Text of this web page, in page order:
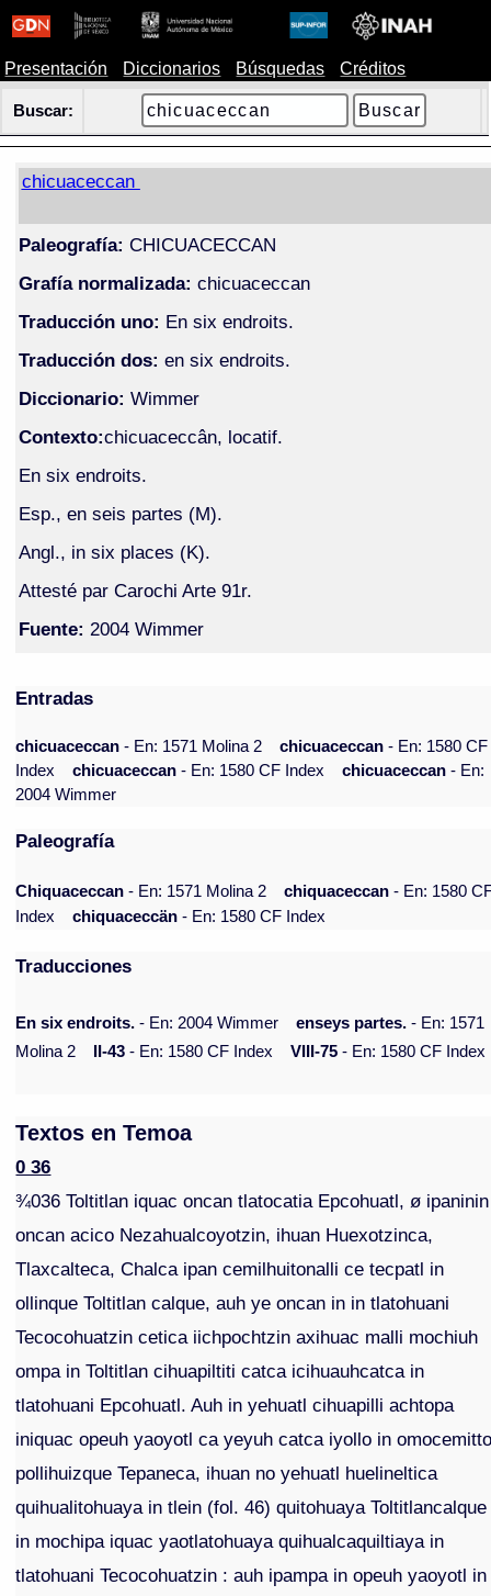
Presentación Diccionarios Búsquedas Créditos
Buscar:
chicuaceccan
Paleografía: CHICUACECCAN
Grafía normalizada: chicuaceccan
Traducción uno: En six endroits.
Traducción dos: en six endroits.
Diccionario: Wimmer
Contexto:chicuaceccân, locatif.
En six endroits.
Esp., en seis partes (M).
Angl., in six places (K).
Attesté par Carochi Arte 91r.
Fuente: 2004 Wimmer
Entradas
chicuaceccan- En: 1571 Molina 2 chicuaceccan- En: 1580 CF
Index
chicuaceccan- En: 1580 CF Index chicuaceccan- En:
2004 Wimmer
Paleografía
Chiquaceccan - En: 1571 Molina 2 chiquaceccan - En: 1580
Index
chiquaceccän - En: 1580 CF Index
Traducciones
En six endroits. - En: 2004 Wimmer enseys partes. - En: 1571
Molina 2
II-43 - En: 1580 CF Index VIII-75 - En: 1580 CF Index
Textos en Temoa
0 36
¾036 Toltitlan iquac oncan tlatocatia Epcohuatl, ø ipaninin
oncan acico Nezahualcoyotzin, ihuan Huexotzinca,
Tlaxcalteca, Chalca ipan cemilhuitonalli ce tecpatl in
ollinque Toltitlan calque, auh ye oncan in in tlatohuani
Tecocohuatzin cetica iichpochtzin axihuac malli mochiuh
ompa in Toltitlan cihuapiltiti catca icihuauhcatca in
tlatohuani Epcohuatl. Auh in yehuatl cihuapilli achtopa
iniquac opeuh yaoyotl ca yeyuh catca iyollo in
pollihuizque Tepaneca, ihuan no yehuatl huelineltica
quihualitohuaya in tlein (fol. 46) quitohuaya Toltitlancalque
in mochipa iquac yaotlatohuaya quihualcaquiltiaya in
tlatohuani Tecocohuatzin : auh ipampa in opeuh yaoyotl in